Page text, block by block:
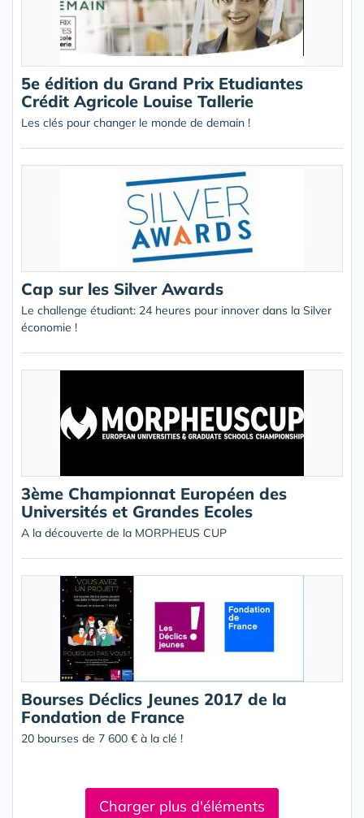
5e édition du Grand Prix Etudiantes
Crédit Agricole Louise Tallerie
Les clés pour changer le monde de demain !
Cap sur les Silver Awards
Le challenge étudiant: 24 heures pour innover dans la Silver
économie !
3ème Championnat Européen des
Universités et Grandes Ecoles
A la découverte de la MORPHEUS CUP
Bourses Déclics Jeunes 2017 de la
Fondation de France
20 bourses de 7 600 € à la clé !
Charger plus d'éléments